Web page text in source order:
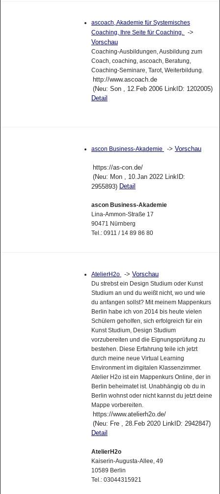
ascoach, Akademie für Systemisches
Coaching, Ihre Seite für Coaching.
->
Vorschau
Coaching-Ausbildungen, Ausbildung zum
Coach, coaching, ascoach, Beratung,
Coaching-Seminare, Tarot, Weiterbildung.
http://www.ascoach.de
(Neu: Son , 12.Feb 2006 LinkID: 1202005)
Detail
ascon Business-Akademie -> Vorschau
https://as-con.de/
(Neu: Mon , 10.Jan 2022 LinkID:
2955893) Detail
ascon Business-Akademie
Lina-Ammon-Straße 17
90471 Nürnberg
Tel.: 0911 / 14 89 86 80
AtelierH2o -> Vorschau
Du strebst ein Design Studium oder Kunst
Studium an und du weißt nicht, wo und wie
du anfangen sollst? Mit meinem Mappenkurs
Berlin habe ich von 2014 bis heute vielen
Schülern geholfen, sich erfolgreich für ein
Kunst Studium, Design Studium
vorzubereiten und die Eignungsprüfung zu
bestehen. Diese Erfahrung teile ich jetzt
durch meine neue Virtual Learning
Environment im digitalen Klassenzimmer.
Atelier H2o ist ein Mappenkurs Online, der in
Berlin beheimatet ist. Unabhängig ob du in
Berlin wohnst oder nicht kannst du jetzt deine
Mappe vorbereiten.
https://www.atelierh2o.de/
(Neu: Fre , 28.Feb 2020 LinkID: 2942847)
Detail
AtelierH2o
Kaiserin-Augusta-Allee, 49
10589 Berlin
Tel.: 03044315921